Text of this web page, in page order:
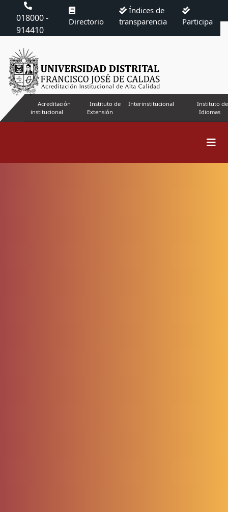
018000 -
914410
Directorio
Índices de
transparencia
Participa
Acreditación
institucional
Instituto de
Extensión
Interinstitucional
Instituto de
Idiomas